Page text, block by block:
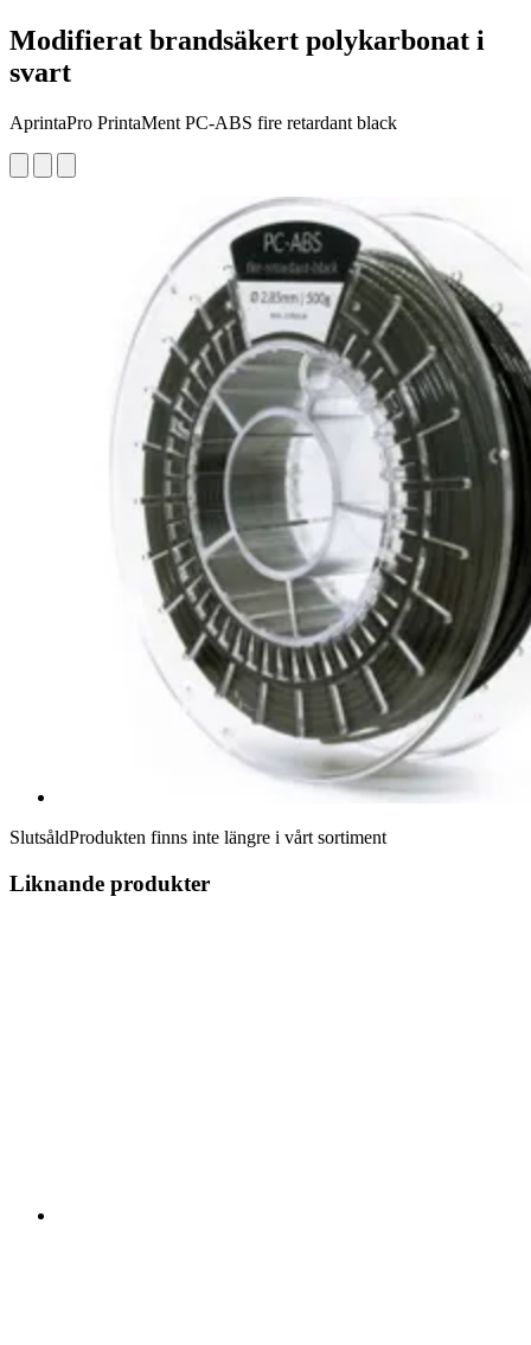
Modifierat brandsäkert polykarbonat i
svart
AprintaPro PrintaMent PC-ABS fire retardant black
SlutsåldProdukten finns inte längre i vårt sortiment
Liknande produkter